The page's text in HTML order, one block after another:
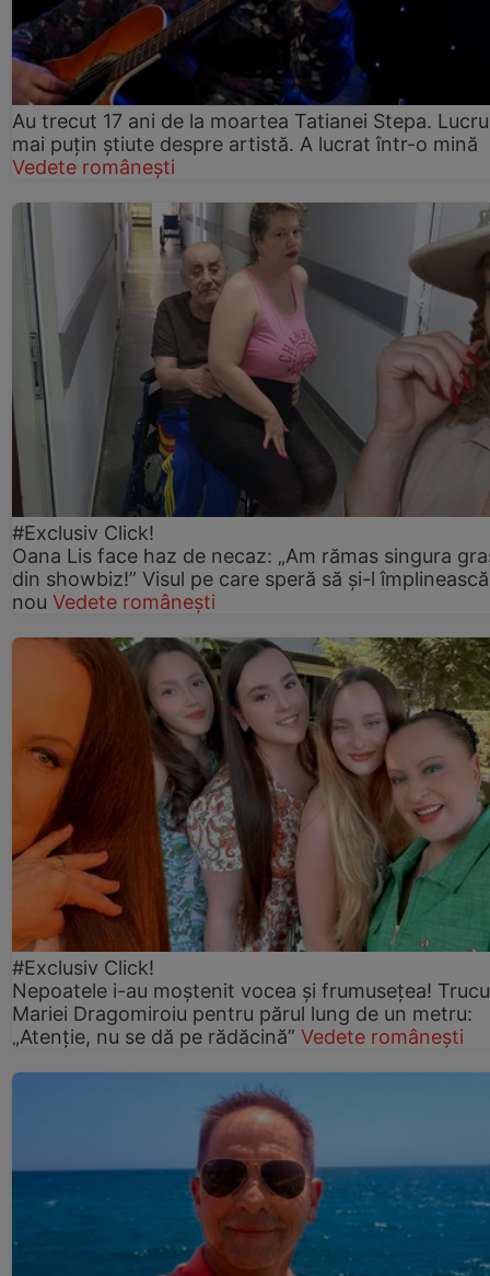
Au trecut 17 ani de la moartea Tatianei Stepa.
mai puțin știute despre artistă. A lucrat într-o mină
Vedete românești
#Exclusiv Click!
Oana Lis face haz de necaz: „Am rămas singura
din showbiz!” Visul pe care speră să și-l
nou Vedete românești
#Exclusiv Click!
Nepoatele i-au moștenit vocea și frumusețea!
Mariei Dragomiroiu pentru părul lung de un metru:
„Atenție, nu se dă pe rădăcină” Vedete românești